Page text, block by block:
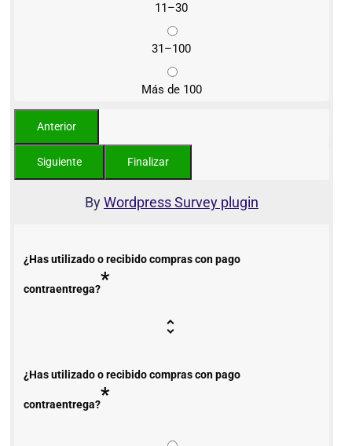
11–30
31–100
Más de 100
ByWordpress Survey plugin
¿Has utilizado o recibido compras con pago
contraentrega?*
¿Has utilizado o recibido compras con pago
contraentrega?*